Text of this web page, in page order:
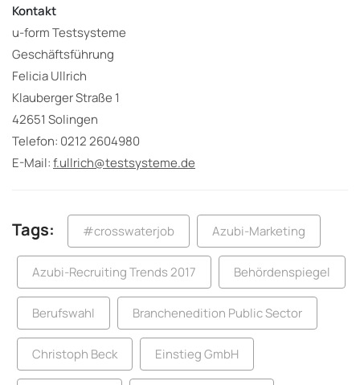
Kontakt
u-form Testsysteme
Geschäftsführung
Felicia Ullrich
Klauberger Straße 1
42651 Solingen
Telefon: 0212 2604980
E-Mail:f.ullrich@testsysteme.de
Tags: #crosswaterjob Azubi-Marketing
Azubi-Recruiting Trends 2017 Behördenspiegel
Berufswahl Branchenedition Public Sector
Christoph Beck Einstieg GmbH